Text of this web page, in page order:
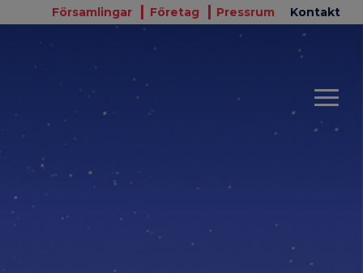
Församlingar Företag Pressrum Kontakt